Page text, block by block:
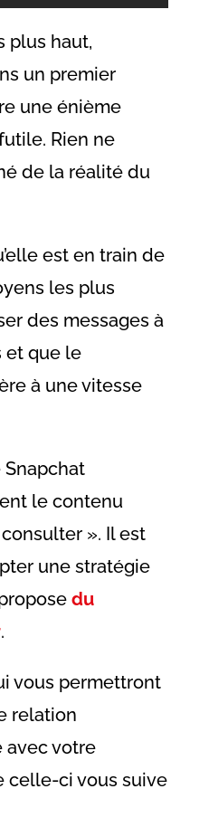
plus haut,
un premier
une énième
Rien ne
de la réalité du
est en train de
les plus
des messages à
et que le
à une vitesse
le contenu
». Il est
une stratégie
du
.
vous permettront
relation
avec votre
celle-ci vous suive